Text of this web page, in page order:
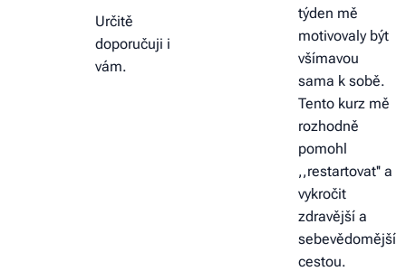
Určitě
doporučuji i
vám.
týden mě
motivovaly být
všímavou
sama k sobě.
Tento kurz mě
rozhodně
pomohl
,,restartovat'' a
vykročit
zdravější a
sebevědomější
cestou.